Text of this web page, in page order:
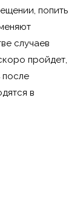
попить
случаев
пройдет,
после
в